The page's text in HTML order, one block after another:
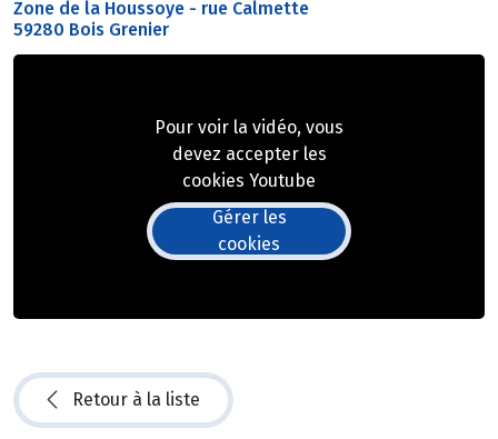
Zone de la Houssoye - rue Calmette
59280 Bois Grenier
Pour voir la vidéo, vous
devez accepter les
cookies Youtube
Gérer les
cookies
Retour à la liste